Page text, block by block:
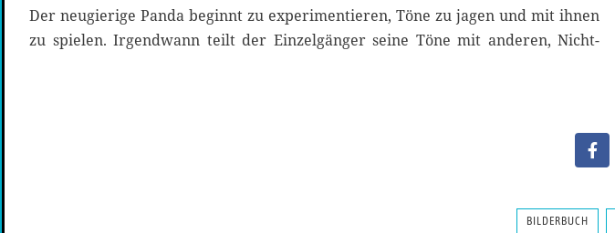
Der neugierige Panda beginnt zu experimentieren, Töne zu jagen und mit ihnen
zu spielen. Irgendwann teilt der Einzelgänger seine Töne mit anderen, Nicht-
BILDERBUCH